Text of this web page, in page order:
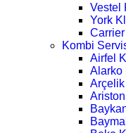
Vestel
York
Kombi
Airfel
Alarko